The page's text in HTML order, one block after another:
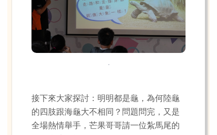
.
接下來大家探討：明明都是龜，為何陸龜
的四肢跟海龜大不相同？問題問完，又是
全場熱情舉手，芒果哥哥請一位紮馬尾的